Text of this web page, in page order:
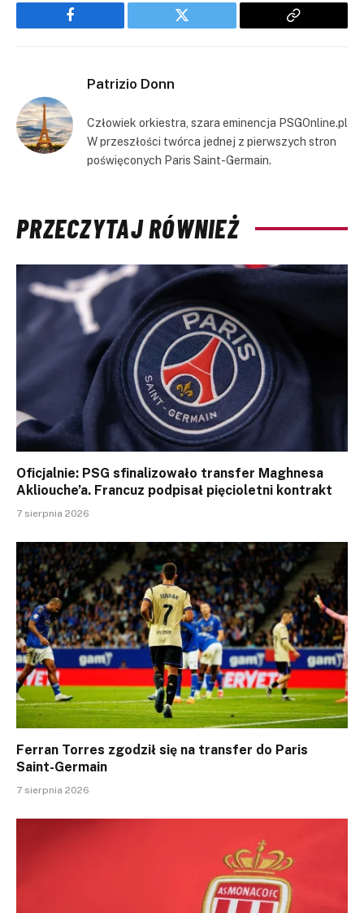
Facebook Twitter
Copy
Patrizio Donn
Człowiek orkiestra, szara eminencja PSGOnline.pl
W przeszłości twórca jednej z pierwszych stron
poświęconych Paris Saint-Germain.
PRZECZYTAJ RÓWNIEŻ
Oficjalnie: PSG sfinalizowało transfer Maghnesa
Akliouche’a. Francuz podpisał pięcioletni kontrakt
7 sierpnia 2026
Ferran Torres zgodził się na transfer do Paris
Saint-Germain
7 sierpnia 2026